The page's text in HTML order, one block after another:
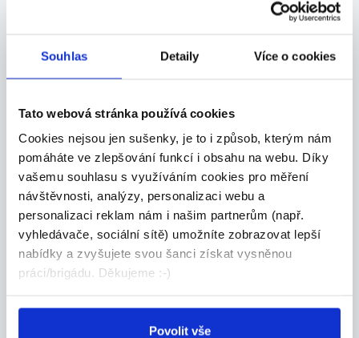
Souhlas Detaily Více o cookies
Tato webová stránka používá cookies
Cookies nejsou jen sušenky, je to i způsob, kterým nám
pomáháte ve zlepšování funkcí i obsahu na webu. Díky
vašemu souhlasu s využíváním cookies pro měření
návštěvnosti, analýzy, personalizaci webu a
personalizaci reklam nám i našim partnerům (např.
vyhledávače, sociální sítě) umožníte zobrazovat lepší
nabídky a zvyšujete svou šanci získat vysněnou
práci/brigádu. Děkujeme :-)
Povolit vše
DOPORUČUJEME
Vykládka kamionů Pardubice,
140 Kč čist./hod., umožníme
ubytování
Česká republika